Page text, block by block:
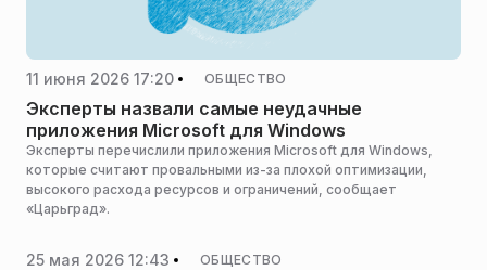
11 июня 2026 17:20 ОБЩЕСТВО
Эксперты назвали самые неудачные
приложения Microsoft для Windows
Эксперты перечислили приложения Microsoft для Windows,
которые считают провальными из-за плохой оптимизации,
высокого расхода ресурсов и ограничений, сообщает
«Царьград».
25 мая 2026 12:43 ОБЩЕСТВО